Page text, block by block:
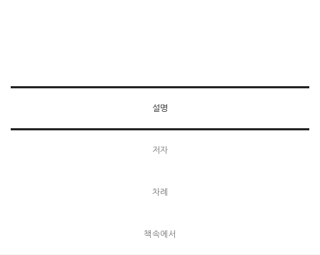
설명
저자
차례
책속에서